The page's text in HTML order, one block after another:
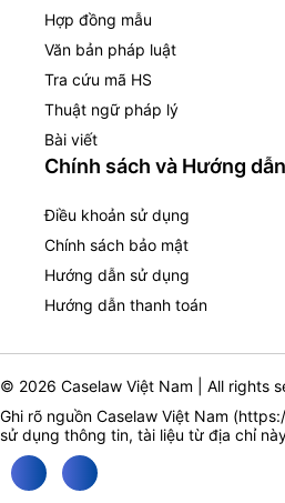
Hợp đồng mẫu
Văn bản pháp luật
Tra cứu mã HS
Thuật ngữ pháp lý
Bài viết
Chính sách và Hướng dẫn
Điều khoản sử dụng
Chính sách bảo mật
Hướng dẫn sử dụng
Hướng dẫn thanh toán
© 2026 Caselaw Việt Nam | All rights
Ghi rõ nguồn Caselaw Việt Nam (
sử dụng thông tin, tài liệu từ địa chỉ